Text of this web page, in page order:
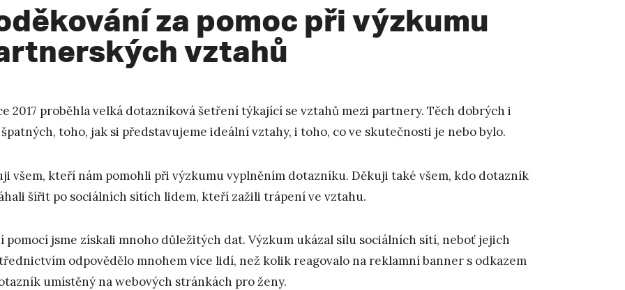
za pomoc při výzkumu
vztahů
2017 proběhla velká dotazníková šetření týkající se vztahů mezi partnery. Těch dobrých i
toho, jak si představujeme ideální vztahy, i toho, co ve skutečnosti je nebo bylo.
všem, kteří nám pomohli při výzkumu vyplněním dotazníku. Děkuji také všem, kdo dotazník
šířit po sociálních sítích lidem, kteří zažili trápení ve vztahu.
pomocí jsme získali mnoho důležitých dat. Výzkum ukázal sílu sociálních sítí, neboť jejich
odpovědělo mnohem více lidí, než kolik reagovalo na reklamní banner s odkazem
umístěný na webových stránkách pro ženy.